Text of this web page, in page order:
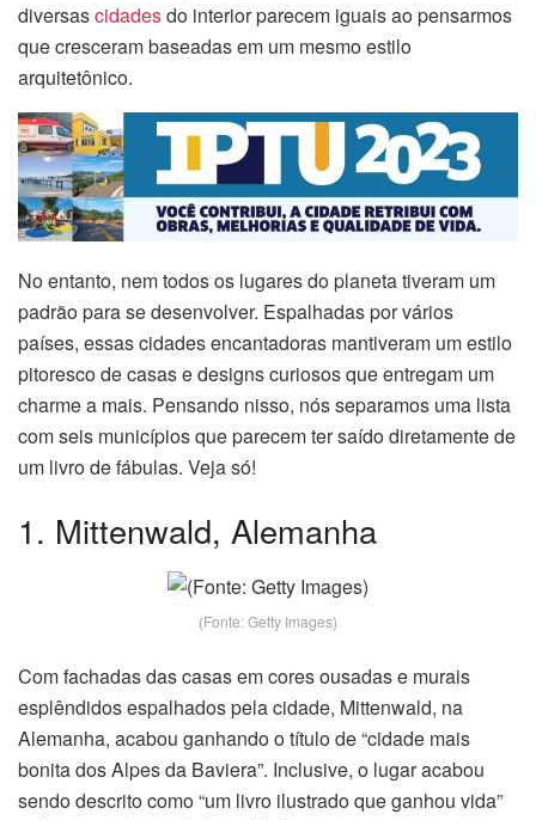
diversascidadesdo interior parecem iguais ao pensarmos
que cresceram baseadas em um mesmo estilo
arquitetônico.
No entanto, nem todos os lugares do planeta tiveram um
padrão para se desenvolver. Espalhadas por vários
países, essas cidades encantadoras mantiveram um estilo
pitoresco de casas e designs curiosos que entregam um
charme a mais. Pensando nisso, nós separamos uma lista
com seis municípios que parecem ter saído diretamente de
um livro de fábulas. Veja só!
1. Mittenwald, Alemanha
(Fonte: Getty Images)
Com fachadas das casas em cores ousadas e murais
esplêndidos espalhados pela cidade, Mittenwald, na
Alemanha, acabou ganhando o título de “cidade mais
bonita dos Alpes da Baviera”. Inclusive, o lugar acabou
sendo descrito como “um livro ilustrado que ganhou vida”